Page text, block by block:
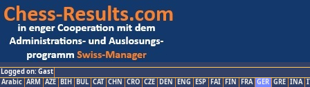
Logged on: Gast
Arabic ARM AZE BIH BUL CAT CHN CRO CZE DEN ENG ESP FAI FIN FRA GER GRE INA